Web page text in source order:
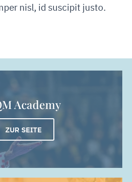
nisl, id suscipit justo.
Academy
ZUR SEITE